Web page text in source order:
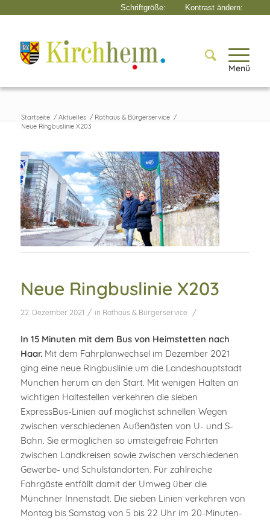
Menü
Startseite / Aktuelles / Rathaus & Bürgerservice /
Neue Ringbuslinie X203
Neue Ringbuslinie X203
22. Dezember 2021 / in Rathaus & Bürgerservice /
In 15 Minuten mit dem Bus von Heimstetten nach
Haar.Mit dem Fahrplanwechsel im Dezember 2021
ging eine neue Ringbuslinie um die Landeshauptstadt
München herum an den Start. Mit wenigen Halten an
wichtigen Haltestellen verkehren die sieben
ExpressBus-Linien auf möglichst schnellen Wegen
zwischen verschiedenen Außenästen von U- und S-
Bahn. Sie ermöglichen so umsteigefreie Fahrten
zwischen Landkreisen sowie zwischen verschiedenen
Gewerbe- und Schulstandorten. Für zahlreiche
Fahrgäste entfällt damit der Umweg über die
Münchner Innenstadt. Die sieben Linien verkehren von
Montag bis Samstag von 5 bis 22 Uhr im 20-Minuten-